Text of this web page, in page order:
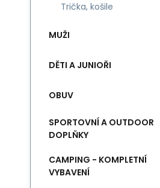
Trička, košile
MUŽI
DĚTI A JUNIOŘI
OBUV
SPORTOVNÍ A OUTDOOR
DOPLŇKY
CAMPING - KOMPLETNÍ
VYBAVENÍ